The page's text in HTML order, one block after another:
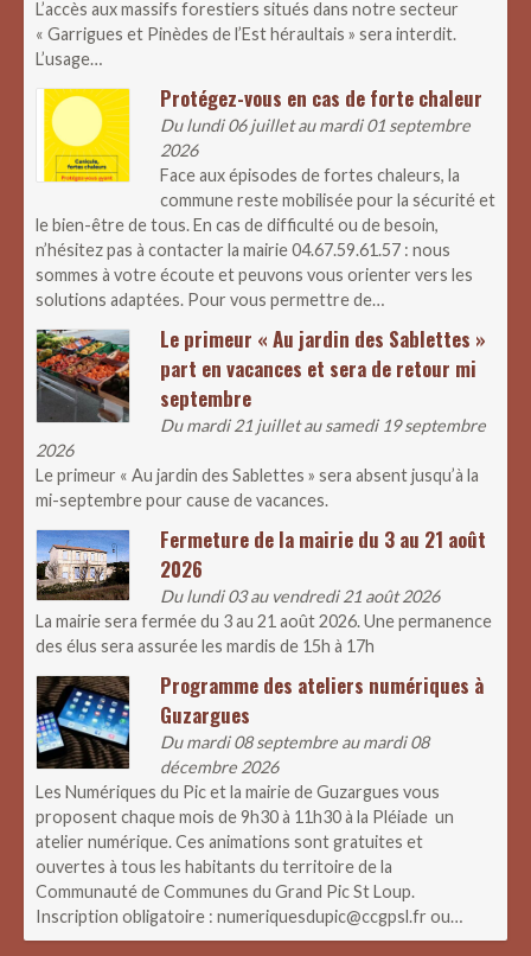
L’accès aux massifs forestiers situés dans notre secteur
« Garrigues et Pinèdes de l’Est héraultais » sera interdit.
L’usage…
Protégez-vous en cas de forte chaleur
Du lundi 06 juillet au mardi 01 septembre
2026
Face aux épisodes de fortes chaleurs, la
commune reste mobilisée pour la sécurité et
le bien-être de tous. En cas de difficulté ou de besoin,
n’hésitez pas à contacter la mairie 04.67.59.61.57 : nous
sommes à votre écoute et peuvons vous orienter vers les
solutions adaptées. Pour vous permettre de…
Le primeur « Au jardin des Sablettes »
part en vacances et sera de retour mi
septembre
Du mardi 21 juillet au samedi 19 septembre
2026
Le primeur « Au jardin des Sablettes » sera absent jusqu’à la
mi-septembre pour cause de vacances.
Fermeture de la mairie du 3 au 21 août
2026
Du lundi 03 au vendredi 21 août 2026
La mairie sera fermée du 3 au 21 août 2026. Une permanence
des élus sera assurée les mardis de 15h à 17h
Programme des ateliers numériques à
Guzargues
Du mardi 08 septembre au mardi 08
décembre 2026
Les Numériques du Pic et la mairie de Guzargues vous
proposent chaque mois de 9h30 à 11h30 à la Pléiade un
atelier numérique. Ces animations sont gratuites et
ouvertes à tous les habitants du territoire de la
Communauté de Communes du Grand Pic St Loup.
Inscription obligatoire : numeriquesdupic@ccgpsl.fr ou…